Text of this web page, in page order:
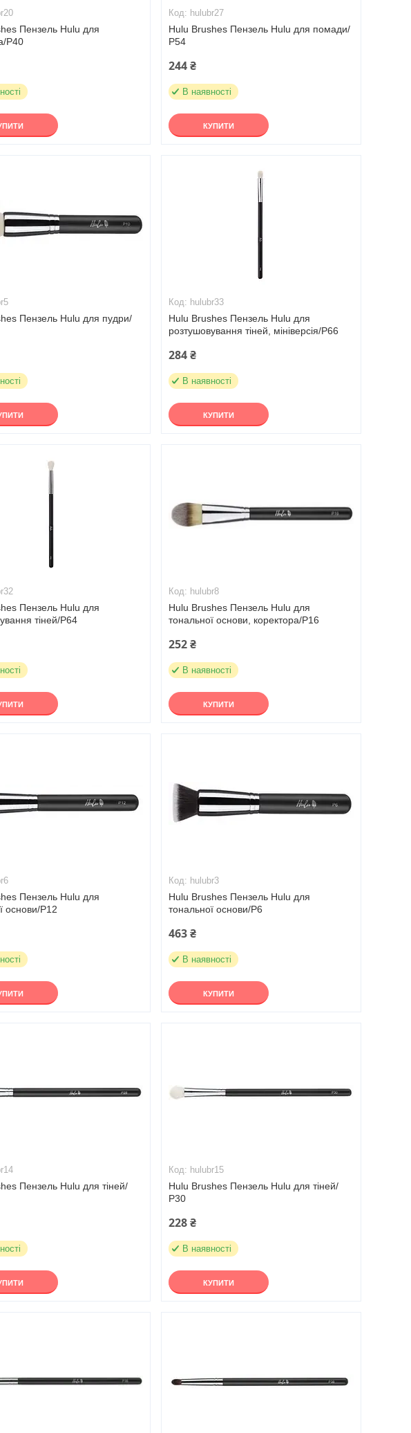
Пензель Hulu для
Р40
hulubr27
Hulu Brushes Пензель Hulu для помади/
Р54
244 ₴
В наявності
КУПИТИ
Пензель Hulu для пудри/
hulubr33
Hulu Brushes Пензель Hulu для
розтушовування тіней, мініверсія/Р66
284 ₴
В наявності
КУПИТИ
Пензель Hulu для
тіней/Р64
hulubr8
Hulu Brushes Пензель Hulu для
тональної основи, коректора/Р16
252 ₴
В наявності
КУПИТИ
Пензель Hulu для
основи/Р12
hulubr3
Hulu Brushes Пензель Hulu для
тональної основи/Р6
463 ₴
В наявності
КУПИТИ
Пензель Hulu для тіней/
hulubr15
Hulu Brushes Пензель Hulu для тіней/
Р30
228 ₴
В наявності
КУПИТИ